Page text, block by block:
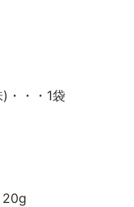
・・・1袋
20g